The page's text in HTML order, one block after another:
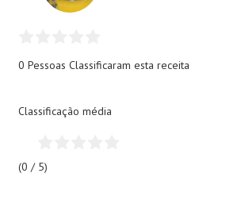
0 Pessoas Classificaram esta receita
Classificação média
(0 / 5)